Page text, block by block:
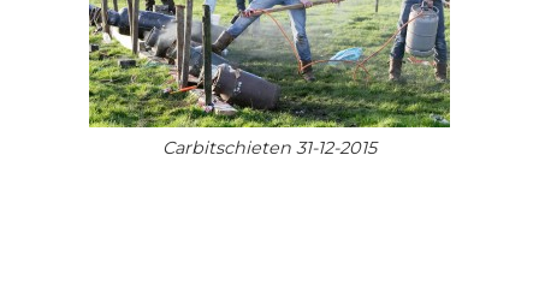
Carbitschieten 31-12-2015